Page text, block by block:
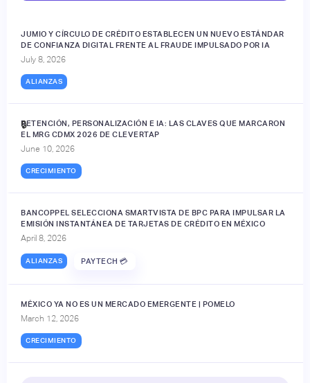
JUMIO Y CÍRCULO DE CRÉDITO ESTABLECEN UN NUEVO ESTÁNDAR
DE CONFIANZA DIGITAL FRENTE AL FRAUDE IMPULSADO POR IA
July 8, 2026
ALIANZAS
RETENCIÓN, PERSONALIZACIÓN E IA: LAS CLAVES QUE MARCARON
EL MRG CDMX 2026 DE CLEVERTAP
June 10, 2026
CRECIMIENTO
🔒
BANCOPPEL SELECCIONA SMARTVISTA DE BPC PARA IMPULSAR LA
EMISIÓN INSTANTÁNEA DE TARJETAS DE CRÉDITO EN MÉXICO
April 8, 2026
ALIANZAS PAYTECH 💳
MÉXICO YA NO ES UN MERCADO EMERGENTE | POMELO
March 12, 2026
CRECIMIENTO